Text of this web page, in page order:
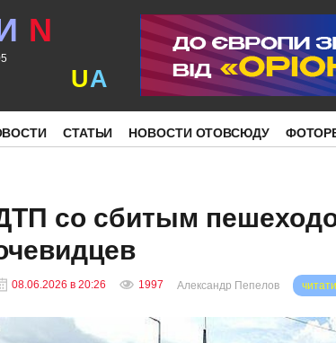
N
UA
СТАТЬИ НОВОСТИ ОТОВСЮДУ
со сбитым
08.06.2026 в 20:26 1997 Александр Пепелов